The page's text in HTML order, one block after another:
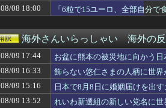
【海外の反応】52歳イチロー、マ軍主催の
海外「日本人で海外に住みたいと思ってい
【ヤニねこ】ヤクねこをもっと愛でたい【海
海外「まさか」佐々木朗希が6回まで力投！
【イタリア-ギリシャ】古代からのライバル
佐々木朗希が巨大グローブで見せた好フィ
韓国人「数日間、日本で家を留守にしてい
#韓国記事翻訳 『アジア最強の韓国サッカ
海外の反応：韓国在住の日本人インフルエ
08/08 18:00
「6粒で15ユーロ、全部自分
海外さんいらっしゃい 海外の
08/09 17:44
お盆に熊本の被災地に向かう
08/09 16:33
飾らない悠仁さまの人柄に世
08/09 15:16
日本で8月8日に婚姻届けを出
08/09 13:52
れいわ新選組の新しい党名に